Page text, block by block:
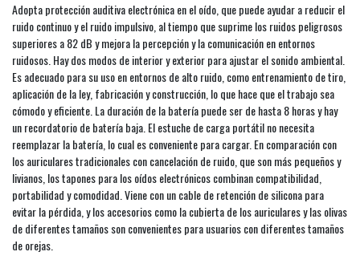
Adopta protección auditiva electrónica en el oído, que puede ayudar a reducir el
ruido continuo y el ruido impulsivo, al tiempo que suprime los ruidos peligrosos
superiores a 82 dB y mejora la percepción y la comunicación en entornos
ruidosos. Hay dos modos de interior y exterior para ajustar el sonido ambiental.
Es adecuado para su uso en entornos de alto ruido, como entrenamiento de tiro,
aplicación de la ley, fabricación y construcción, lo que hace que el trabajo sea
cómodo y eficiente. La duración de la batería puede ser de hasta 8 horas y hay
un recordatorio de batería baja. El estuche de carga portátil no necesita
reemplazar la batería, lo cual es conveniente para cargar. En comparación con
los auriculares tradicionales con cancelación de ruido, que son más pequeños y
livianos, los tapones para los oídos electrónicos combinan compatibilidad,
portabilidad y comodidad. Viene con un cable de retención de silicona para
evitar la pérdida, y los accesorios como la cubierta de los auriculares y las olivas
de diferentes tamaños son convenientes para usuarios con diferentes tamaños
de orejas.